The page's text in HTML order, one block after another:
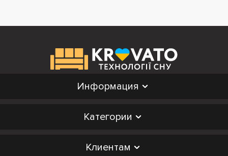
Информация
Категории
Клиентам